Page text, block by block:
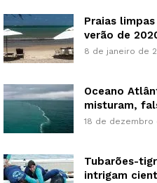
Praias
verão de
8 de janeiro de
Oceano
misturam,
18 de dezembro
Tubarões-
intrigam